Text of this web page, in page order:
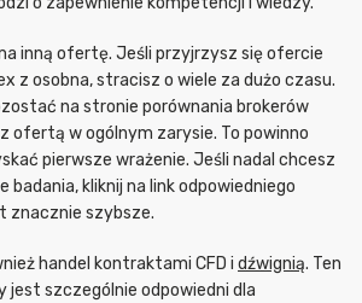
inną ofertę. Jeśli przyjrzysz się ofercie
z osobna, stracisz o wiele za dużo czasu.
na stronie porównania brokerów
ofertą w ogólnym zarysie. To powinno
pierwsze wrażenie. Jeśli nadal chcesz
badania, kliknij na link odpowiedniego
znacznie szybsze.
handel kontraktami CFD i dźwignią. Ten
szczególnie odpowiedni dla